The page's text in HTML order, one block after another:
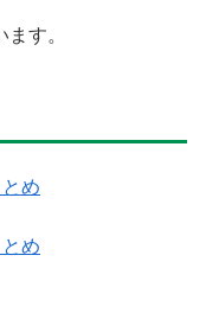
す。
め
め